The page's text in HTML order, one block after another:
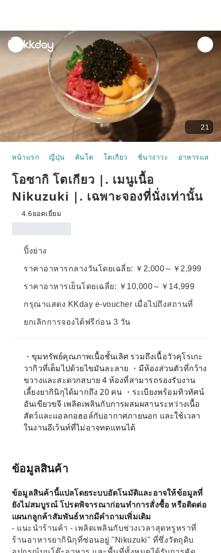
unread
notifications
21
หน้าแรก ญี่ปุ่น คันโต โตเกียว ชินางาวะ อาหารและห้
โอซากิ โตเกียว |. เมนูเนื้อ
Nikuzuki |. เฉพาะจองที่นั่งเท่านั้น
4.6ยอดเยี่ยม
ปิ้งย่าง
ราคาอาหารกลางวันโดยเฉลี่ย: ￥2,000～￥2,999
ราคาอาหารเย็นโดยเฉลี่ย: ￥10,000～￥14,999
กรุณาแสดง KKday e-voucher เมื่อไปถึงสถานที่
ยกเลิกการจองได้ฟรีก่อน 3 วัน
・ขุมทรัพย์คุณภาพเนื้อชั้นเลิศ รวมถึงเนื้อวัวคุโรเกะ
วากิวที่เต็มไปด้วยไขมันละลาย ・มีห้องส่วนตัวที่กว้าง
ขวางและสะดวกสบาย 4 ห้องที่สามารถรองรับงาน
เลี้ยงยากินิกุได้มากถึง 20 คน ・ระเบียงพร้อมทิวทัศน์
อันเขียวขจี เพลิดเพลินกับการผสมผสานระหว่างเนื้อ
สัตว์และแอลกอฮอล์กับอากาศภายนอก และใช้เวลา
ในงานอีเว้นท์ที่ไม่อาจทดแทนได้
ข้อมูลสินค้า
ข้อมูลสินค้านี้แปลโดยระบบอัตโนมัติและอาจให้ข้อมูลที่
ยังไม่สมบูรณ์ โปรดพิจารณาก่อนทำการสั่งซื้อ หรือติดต่อ
แผนกลูกค้าสัมพันธ์หากมีคำถามเพิ่มเติม
- แนะนำร้านค้า - เพลิดเพลินกับช่วงเวลาสุดหรูหราที่
ร้านอาหารยากินิกุที่ซ่อนอยู่ "Nikuzuki" ที่ซึ่งวัตถุดิบ